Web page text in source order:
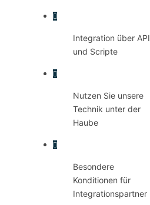
Integration über API
und Scripte
Nutzen Sie unsere
Technik unter der
Haube
Besondere
Konditionen für
Integrationspartner